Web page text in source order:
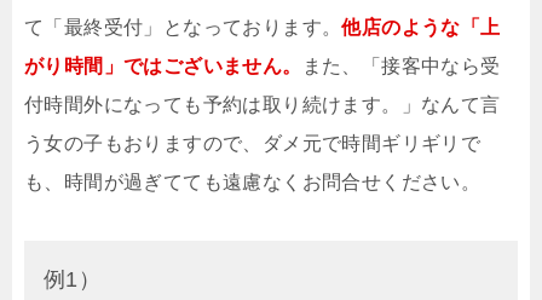
て「最終受付」となっております。他店のような「上
がり時間」ではございません。
また、「接客中なら受
付時間外になっても予約は取り続けます。」なんて言
う女の子もおりますので、ダメ元で時間ギリギリで
も、時間が過ぎてても遠慮なくお問合せください。
例1）